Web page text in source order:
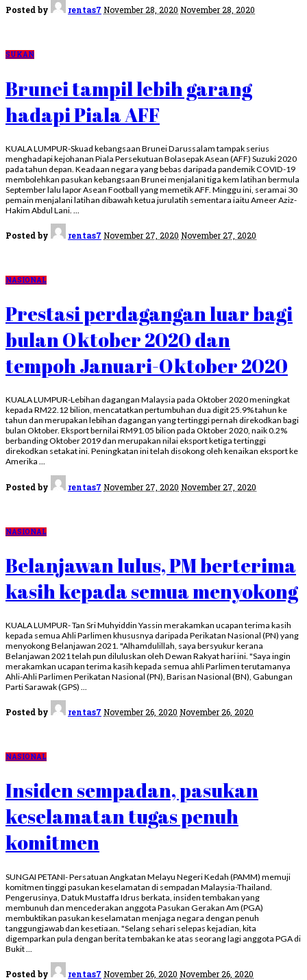
Posted by rentas7 November 28, 2020 November 28, 2020
SUKAN
Brunei tampil lebih garang
hadapi Piala AFF
KUALA LUMPUR-Skuad kebangsaan Brunei Darussalam tampak serius
menghadapi kejohanan Piala Persekutuan Bolasepak Asean (AFF) Suzuki 2020
pada tahun depan. Keadaan negara yang bebas daripada pandemik COVID-19
membolehkan pasukan kebangsaan Brunei menjalani tiga kem latihan bermula
September lalu lapor Asean Football yang memetik AFF. Minggu ini, seramai 30
pemain menjalani latihan dibawah ketua jurulatih sementara iaitu Ameer Aziz-
Hakim Abdul Lani.
Posted by rentas7 November 27, 2020 November 27, 2020
NASIONAL
Prestasi perdagangan luar bagi
bulan Oktober 2020 dan
tempoh Januari-Oktober 2020
KUALA LUMPUR-Lebihan dagangan Malaysia pada Oktober 2020 meningkat
kepada RM22.12 bilion, mencatatkan pertumbuhan dua digit 25.9% tahun ke
tahun dan merupakan lebihan dagangan yang tertinggi pernah direkodkan bagi
bulan Oktober. Eksport bernilai RM91.05 bilion pada Oktober 2020, naik 0.2%
berbanding Oktober 2019 dan merupakan nilai eksport ketiga tertinggi
direkodkan setakat ini. Peningkatan ini telah disokong oleh kenaikan eksport ke
Amerika ...
Posted by rentas7 November 27, 2020 November 27, 2020
NASIONAL
Belanjawan lulus, PM berterima
kasih kepada semua menyokong
KUALA LUMPUR- Tan Sri Muhyiddin Yassin merakamkan ucapan terima kasih
kepada semua Ahli Parlimen khususnya daripada Perikatan Nasional (PN) yang
menyokong Belanjawan 2021. "Alhamdulillah, saya bersyukur kerana
Belanjawan 2021 telah pun diluluskan oleh Dewan Rakyat hari ini. "Saya ingin
merakamkan ucapan terima kasih kepada semua ahli Parlimen terutamanya
Ahli-Ahli Parlimen Perikatan Nasional (PN), Barisan Nasional (BN), Gabungan
Parti Sarawak (GPS) ...
Posted by rentas7 November 26, 2020 November 26, 2020
NASIONAL
Insiden sempadan, pasukan
keselamatan tugas penuh
komitmen
SUNGAI PETANI- Persatuan Angkatan Melayu Negeri Kedah (PAMM) memuji
komitmen tinggi pasukan keselamatan di sempadan Malaysia-Thailand.
Pengerusinya, Datuk Mustaffa Idrus berkata, insiden tembakan yang
membunuh dan mencederakan anggota Pasukan Gerakan Am (PGA)
membuktikan pasukan keselamatan menjaga negara dengan penuh
tanggungjawab dan kesetiaan. "Selang sehari selepas kejadian, kita
digemparkan pula dengan berita tembakan ke atas seorang lagi anggota PGA di
Bukit
Posted by rentas7 November 26, 2020 November 26, 2020